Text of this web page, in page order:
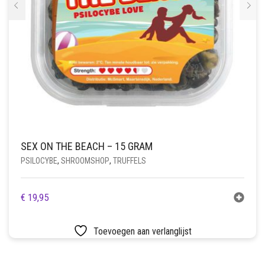
SEX ON THE BEACH – 15 GRAM
PSILOCYBE, SHROOMSHOP, TRUFFELS
€ 19,95
Toevoegen aan verlanglijst